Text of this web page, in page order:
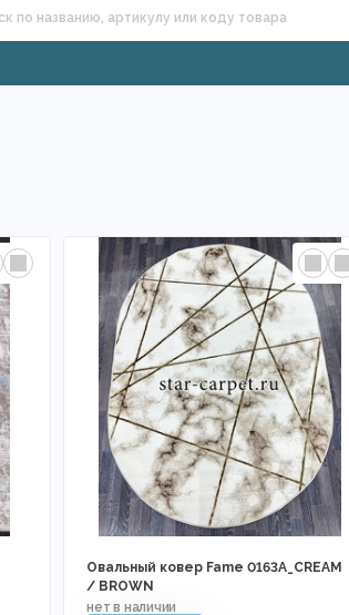
Овальный ковер Fame 0163A_CREAM
/ BROWN